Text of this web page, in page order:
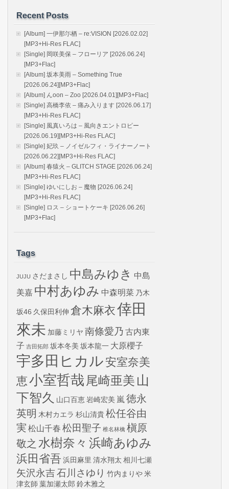
Recent Posts
[Album] 一伊那尓栖 – re:VISION [2026.02.02]
[MP3+Hi-Res FLAC]
[Single] 岡咲美保 – フローリア [2026.06.24]
[MP3+Flac]
[Album] 坂本美雨 – Something True
[2026.06.24][MP3+Flac]
[Album] んoon – Zoo [2026.04.01][MP3+Flac]
[Single] 高橋李依 – 痛み入ります [2026.06.17]
[MP3+Hi-Res FLAC]
[Single] 風真いろは – 風向きエントロピー
[2026.06.19][MP3+Hi-Res FLAC]
[Single] 妃玖 – ノイゼルフィ・ライナーノート
[2026.06.22][MP3+Hi-Res FLAC]
[Album] 春猿火 – GLITCH STAGE [2026.06.24]
[MP3+Hi-Res FLAC]
[Single] ゆいにしお – 魔物 [2026.06.24]
[MP3+Hi-Res FLAC]
[Single] ロス – ショートケーキ [2026.06.26]
[MP3+Flac]
Tags
JUJU さだまさし 中島みゆき 中島
美嘉 中村あゆみ 中森明菜 乃木
坂46 久保田利伸 倉木麻衣倖田
來未 加藤ミリヤ 南條愛乃 古内東
子 吉田拓郎 坂本冬美 坂本龍一 大原櫻子
宇多田ヒカル安室奈美
恵小室哲哉 尾崎亜美 山
下智久 山口百恵岩崎宏美 嵐 徳永
英明 木村カエラ 杉山清貴松任谷由
実 松山千春 松田聖子 椎名林檎 槇原
敬之 水樹奈々 浜崎あゆみ
浜田省吾 浜田麻里 清水翔太 相川七瀬
矢沢永吉石川さゆり 竹内まりや米
津玄師 葉加瀬太郎 鈴木雅之